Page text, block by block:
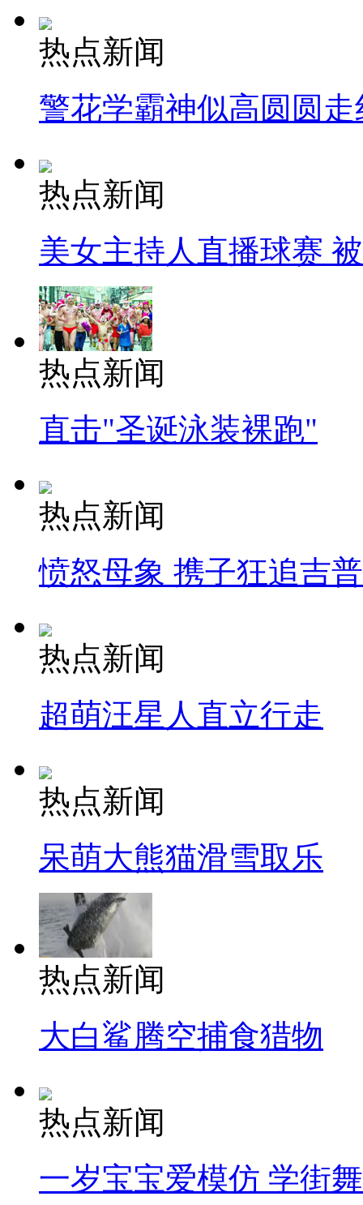
热点新闻
警花学霸神似高圆圆走
热点新闻
美女主持人直播球赛
热点新闻
直击"圣诞泳装裸跑"
热点新闻
愤怒母象 携子狂追吉
热点新闻
超萌汪星人直立行走
热点新闻
呆萌大熊猫滑雪取乐
热点新闻
大白鲨腾空捕食猎物
热点新闻
一岁宝宝爱模仿 学街